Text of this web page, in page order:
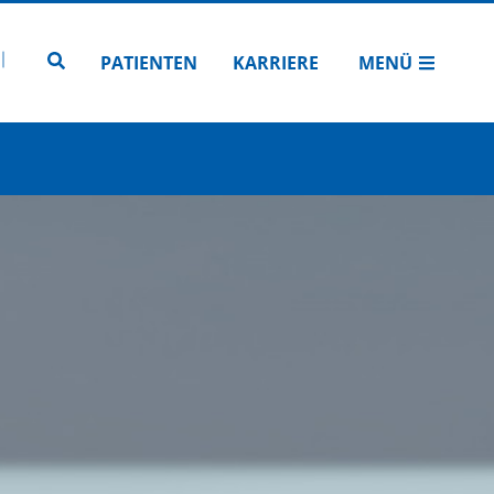
Zur Seitensuche
PATIENTEN KARRIERE MENÜ